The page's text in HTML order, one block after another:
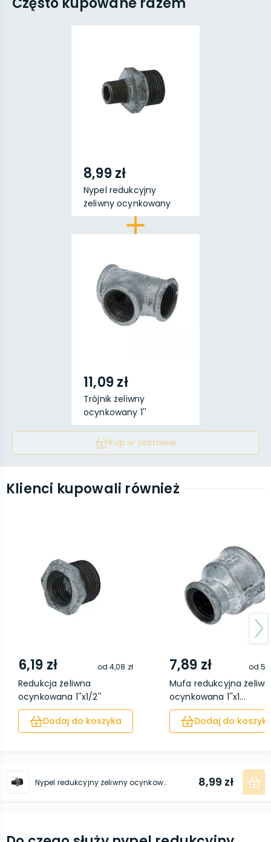
8,99 zł
Nypel redukcyjny
żeliwny ocynkowany
1''x...
11,09 zł
Trójnik żeliwny
ocynkowany 1''
Kup w zestawie
Klienci kupowali również
6,19 zł od4,08 zł
Redukcja żeliwna
ocynkowana 1''x1/2''
Dodaj do koszyka
7,89 zł od
Mufa redukcyjna
ocynkowana 1''x1...
Dodaj do
Nypel redukcyjny żeliwny ocynkowany 1''x1/2'' 8,99 zł